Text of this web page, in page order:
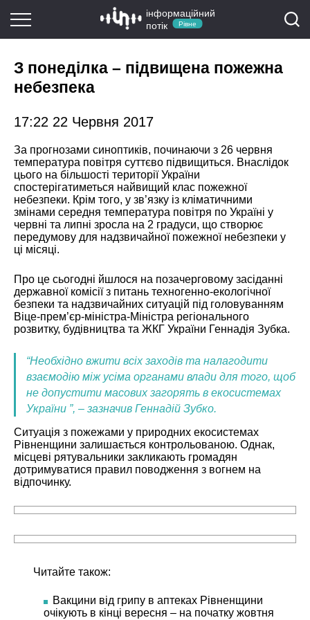
інформаційний
потік
Рівне
З понеділка – підвищена пожежна
небезпека
17:22 22 Червня 2017
За прогнозами синоптиків, починаючи з 26 червня
температура повітря суттєво підвищиться. Внаслідок
цього на більшості території України
спостерігатиметься найвищий клас пожежної
небезпеки. Крім того, у зв’язку із кліматичними
змінами середня температура повітря по Україні у
червні та липні зросла на 2 градуси, що створює
передумову для надзвичайної пожежної небезпеки у
ці місяці.
Про це сьогодні йшлося на позачерговому засіданні
державної комісії з питань техногенно-екологічної
безпеки та надзвичайних ситуацій під головуванням
Віце-прем’єр-міністра-Міністра регіонального
розвитку, будівництва та ЖКГ України Геннадія Зубка.
“Необхідно вжити всіх заходів та налагодити
взаємодію між усіма органами влади для того, щоб
не допустити масових загорять в екосистемах
України ”, – зазначив Геннадій Зубко.
Ситуація з пожежами у природних екосистемах
Рівненщини залишається контрольованою. Однак,
місцеві рятувальники закликають громадян
дотримуватися правил поводження з вогнем на
відпочинку.
Читайте також:
Вакцини від грипу в аптеках Рівненщини
очікують в кінці вересня – на початку жовтня